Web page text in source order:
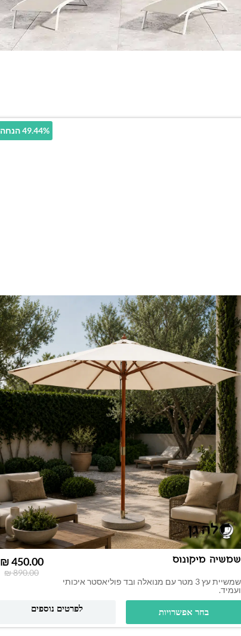
49.44% הנחה
שמשיה מיקונוס
שמשיית עץ 3 מטר עם מנואלה ובד פוליאסטר איכותי
ועמיד.
₪890.00
₪450.00
בחר אפשרויות לפרטים נוספים